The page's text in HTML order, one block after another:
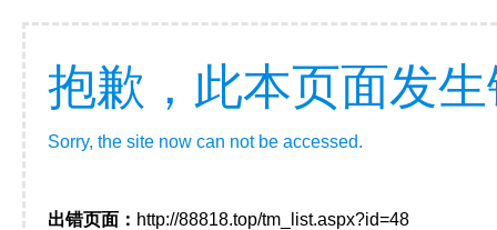
抱歉，此本页面发
Sorry, the site now can not be accessed.
出错页面： http://88818.top/tm_list.aspx?id=48